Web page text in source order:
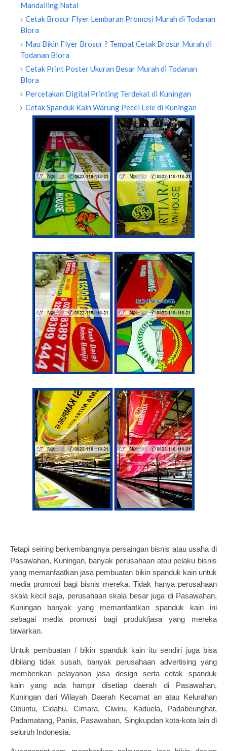
Mandailing Natal
Cetak Brosur Flyer Lembaran Promosi Murah di Todanan
Blora
Mau Bikin Flyer Brosur ? Tempat Cetak Brosur Murah di
Todanan Blora
Cetak Print Poster Ukuran Besar Murah di Todanan
Blora
Percetakan Digital Printing Terdekat di Kuningan
Cetak Spanduk Kain Warung Pecel Lele di Kuningan
Tetapi seiring berkembangnya persaingan bisnis atau usaha di
Pasawahan, Kuningan, banyak perusahaan atau pelaku bisnis
yang memanfaatkan jasa pembuatan bikin spanduk kainuntuk
media promosi bagi bisnis mereka. Tidak hanya perusahaan
skala kecil saja, perusahaan skala besar juga di Pasawahan,
Kuningan banyak yang memanfaatkan spanduk kain ini
sebagai media promosi bagi produk/jasa yang mereka
tawarkan.
Untuk pembuatan / bikin spanduk kain itu sendiri juga bisa
dibilang tidak susah, banyak perusahaan advertising yang
memberikan pelayanan jasa design sertacetak spanduk
kain yang ada hampir disetiap daerah di Pasawahan,
Kuningan dari Wilayah Daerah Kecamat an atau Kelurahan
Cibuntu, Cidahu, Cimara, Ciwiru, Kaduela, Padabeunghar,
Padamatang, Paniis, Pasawahan, Singkupdan kota-kota lain di
seluruh Indonesia.